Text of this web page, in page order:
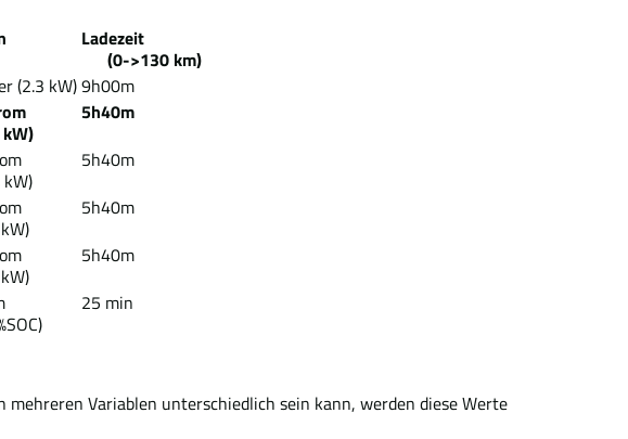
Ladezeit
(0->130 km)
(2.3 kW)9h00m
5h40m
5h40m
5h40m
5h40m
25 min
Variablen unterschiedlich sein kann, werden diese Werte